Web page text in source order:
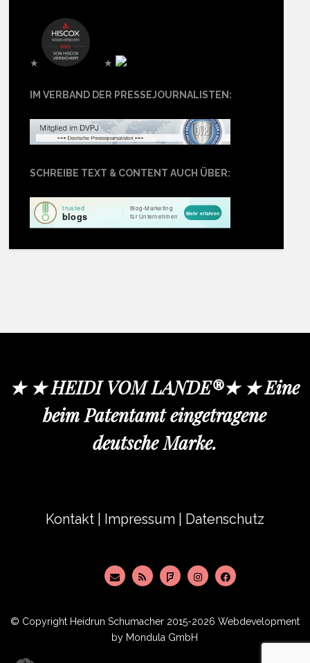
★ ★
IM VERBAND DER PRESSEJOURNALISTEN:
SCHREIBE TEXT & CONTENT AUCH ÜBER:
★ ★ HEIDI VOM LANDE®★ ★ Eine
beim Patentamt eingetragene
deutsche Marke.
Kontakt Impressum Datenschutz
© Copyright Heidrun Schumacher 2015-2026 Webdevelopment
by Mondula GmbH